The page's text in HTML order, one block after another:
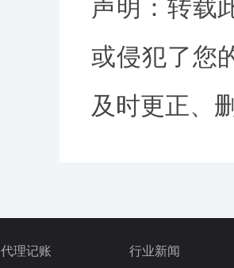
声明：转载
或侵犯了您
及时更正、
代理记账 行业新闻